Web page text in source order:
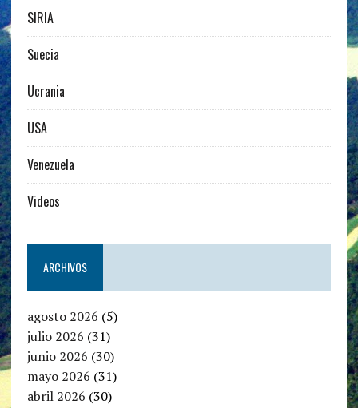
SIRIA
Suecia
Ucrania
USA
Venezuela
Videos
ARCHIVOS
agosto 2026 (5)
julio 2026 (31)
junio 2026 (30)
mayo 2026 (31)
abril 2026 (30)